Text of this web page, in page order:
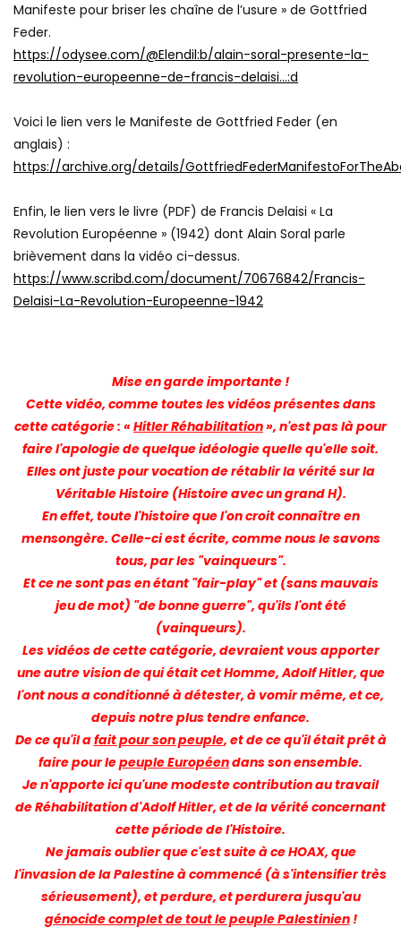
Manifeste pour briser les chaîne de l’usure » de Gottfried
Feder.
https://odysee.com/@Elendil:b/alain-soral-presente-la-
revolution-europeenne-de-francis-delaisi…:d
Voici le lien vers le Manifeste de Gottfried Feder (en
anglais) :
https://archive.org/details/
Enfin, le lien vers le livre (PDF) de Francis Delaisi « La
Revolution Européenne » (1942) dont Alain Soral parle
brièvement dans la vidéo ci-dessus.
https://www.scribd.com/document/70676842/Francis-
Delaisi-La-Revolution-Europeenne-1942
Mise en garde importante !
Cette vidéo, comme toutes les vidéos présentes dans
cette catégorie : «Hitler Réhabilitation», n'est pas là pour
faire l'apologie de quelque idéologie quelle qu'elle soit.
Elles ont juste pour vocation de rétablir la vérité sur la
Véritable Histoire (Histoire avec un grand H).
En effet, toute l'histoire que l'on croit connaître en
mensongère. Celle-ci est écrite, comme nous le savons
tous, par les "vainqueurs".
Et ce ne sont pas en étant "fair-play" et (sans mauvais
jeu de mot) "de bonne guerre", qu'ils l'ont été
(vainqueurs).
Les vidéos de cette catégorie, devraient vous apporter
une autre vision de qui était cet Homme, Adolf Hitler, que
l'ont nous a conditionné à détester, à vomir même, et ce,
depuis notre plus tendre enfance.
De ce qu'il afait pour son peuple, et de ce qu'il était prêt à
faire pour lepeuple Européendans son ensemble.
Je n'apporte ici qu'une modeste contribution au travail
de Réhabilitation d'Adolf Hitler, et de la vérité concernant
cette période de l'Histoire.
Ne jamais oublier que c'est suite à ce HOAX, que
l'invasion de la Palestine à commencé (à s'intensifier très
sérieusement), et perdure, et perdurera jusqu'au
génocide complet de tout le peuple Palestinien!